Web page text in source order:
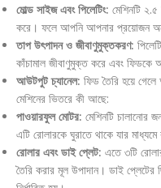
মোল্ড সাইজ এবং পিলেটিং: মেশিনটি
করে। ফলে আপনি আপনার প্রয়োজন
তাপ উৎপাদন ও জীবাণুমুক্তকরণ:
কাঁচামাল জীবাণুমুক্ত করে এবং
আউটপুট চ্যানেল: ফিড তৈরি হয়ে
মেশিনের ভিতরে কী আছে:
পাওয়ারফুল মোটর: মেশিনটি চালানোর
এটি রোলারকে ঘুরাতে থাকে যার
রোলার এবং ডাই প্লেট: এতে ৩টি
তৈরি করার মূল উপাদান। ডাই